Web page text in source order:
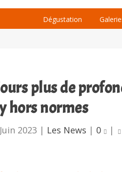
Dégustation
plus de
hors normes
2023 | Les News | 0 |